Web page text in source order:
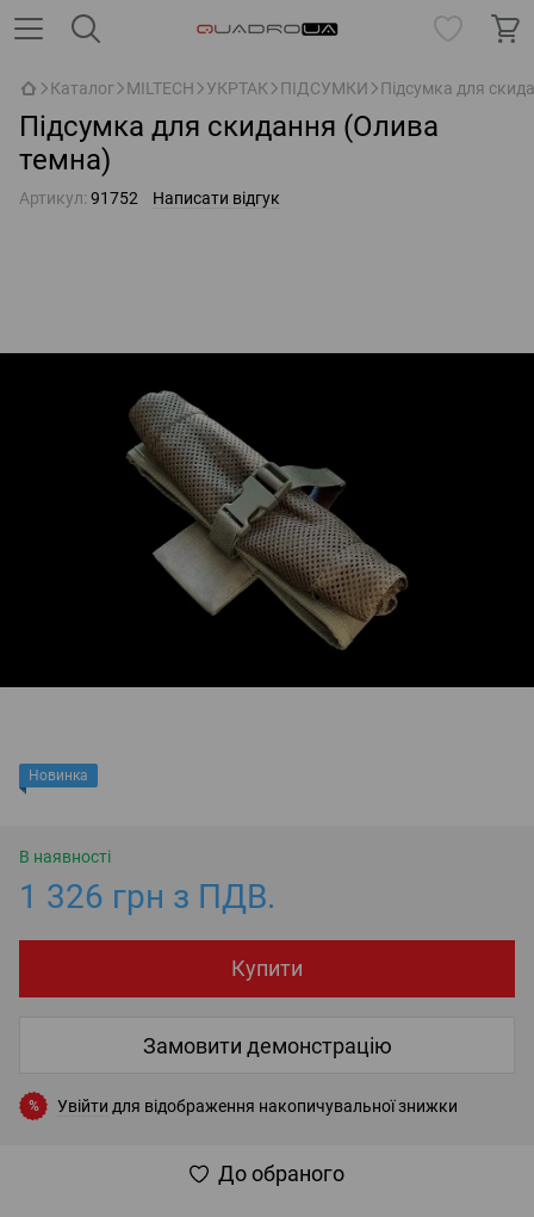
Каталог MILTECH УКРТАК ПІДСУМКИ Підсумка для
Підсумка для скидання (Олива
темна)
Артикул: 91752 Написати відгук
Новинка
В наявності
1 326 грн з ПДВ.
Купити
Замовити демонстрацію
% Увійти для відображення накопичувальної знижки
До обраного